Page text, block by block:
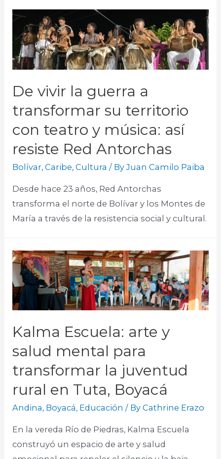
De vivir la guerra a
transformar su territorio
con teatro y música: así
resiste Red Antorchas
Bolívar,Caribe,Cultura / ByJuan Camilo Paiba
Desde hace 23 años, Red Antorchas
transforma el norte de Bolívar y los Montes de
María a través de la resistencia social y cultural.
Kalma Escuela: arte y
salud mental para
transformar la juventud
rural en Tuta, Boyacá
Andina, Boyacá, Educación / ByCathrine Erazo
En la vereda Río de Piedras, Kalma Escuela
construyó un espacio de arte y salud